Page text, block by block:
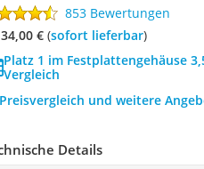
853 Bewertungen
€( Sofort lieferbar)
Platz 1 im Festplattengehäuse
Vergleich
und weitere
Details